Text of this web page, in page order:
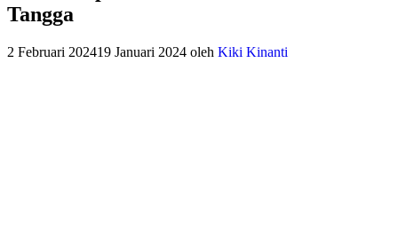
Tangga
2 Februari 202419 Januari 2024 oleh Kiki Kinanti